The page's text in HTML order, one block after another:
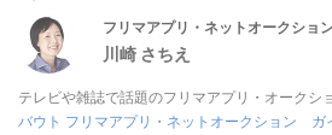
フリマアプリ・ネットオークショ
川崎 さちえ
テレビや雑誌で話題のフリマアプリ・オークシ
バウト フリマアプリ・ネットオークション ガ